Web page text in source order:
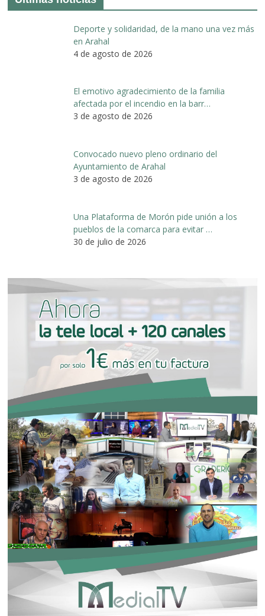
Deporte y solidaridad, de la mano una vez más
en Arahal
4 de agosto de 2026
El emotivo agradecimiento de la familia
afectada por el incendio en la barr…
3 de agosto de 2026
Convocado nuevo pleno ordinario del
Ayuntamiento de Arahal
3 de agosto de 2026
Una Plataforma de Morón pide unión a los
pueblos de la comarca para evitar …
30 de julio de 2026